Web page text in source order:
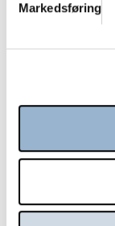
Markedsføring